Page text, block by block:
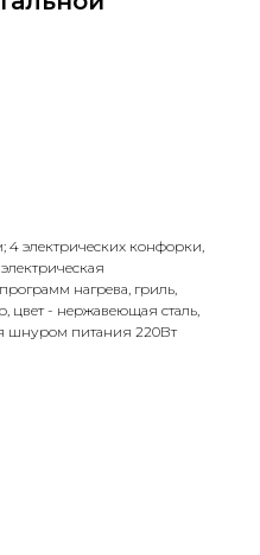
4 электрических конфорки,
нагрева, гриль,
цвет - нержавеющая сталь,
шнуром питания 220Вт